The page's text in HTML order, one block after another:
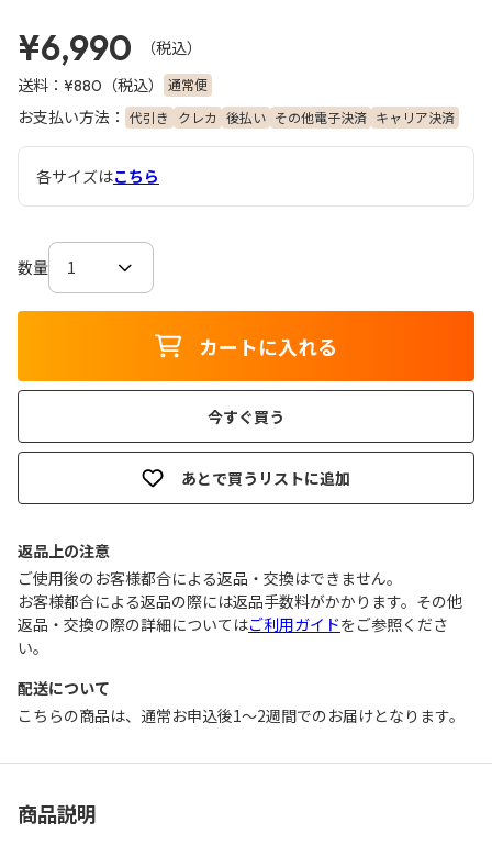
¥6,990
（税込）
送料： ¥880 （税込） 通常便
お支払い方法： 代引き クレカ 後払い その他電子決済 キャリア決済
各サイズはこちら
数量
カートに入れる
今すぐ買う
あとで買うリストに追加
返品上の注意
ご使用後のお客様都合による返品・交換はできません｡
お客様都合による返品の際には返品手数料がかかります。その他
返品・交換の際の詳細についてはご利用ガイドをご参照くださ
い。
配送について
こちらの商品は、通常お申込後1～2週間でのお届けとなります。
商品説明